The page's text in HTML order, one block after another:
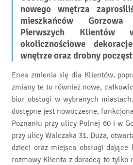
nowego wnętrza
mieszkańców Gorzowa
Pierwszych Klientów
okolicznościowe
wnętrze oraz drobny
Enea zmienia się dla Klientów,
zmiany te to również nowe,
biur obsługi w wybranych
dostępne jest nowoczesne,
Poznaniu przy ulicy Polnej 60 i w
przy ulicy Walczaka 31. Duża,
dzieci oraz miejsca obsługi
rozmowy Klienta z doradcą to tylko